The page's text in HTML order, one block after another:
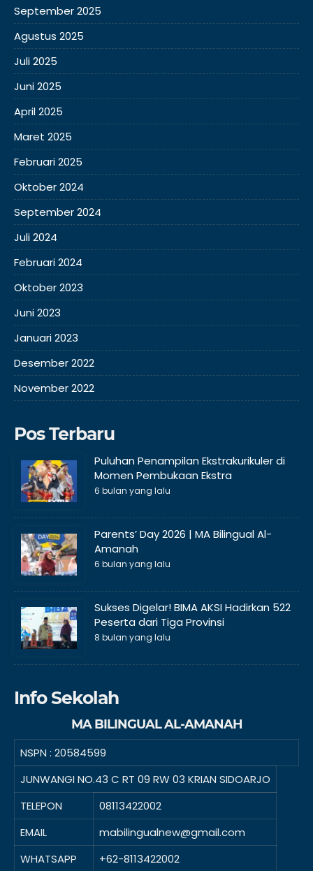
September 2025
Agustus 2025
Juli 2025
Juni 2025
April 2025
Maret 2025
Februari 2025
Oktober 2024
September 2024
Juli 2024
Februari 2024
Oktober 2023
Juni 2023
Januari 2023
Desember 2022
November 2022
Pos Terbaru
Puluhan Penampilan Ekstrakurikuler di
Momen Pembukaan Ekstra
6 bulan yang lalu
Parents’ Day 2026 | MA Bilingual Al-
Amanah
6 bulan yang lalu
Sukses Digelar! BIMA AKSI Hadirkan 522
Peserta dari Tiga Provinsi
8 bulan yang lalu
Info Sekolah
MA BILINGUAL AL-AMANAH
NSPN : 20584599
JUNWANGI NO.43 C RT 09 RW 03 KRIAN SIDOARJO
TELEPON
08113422002
EMAIL
mabilingualnew@gmail.com
WHATSAPP
+62-8113422002